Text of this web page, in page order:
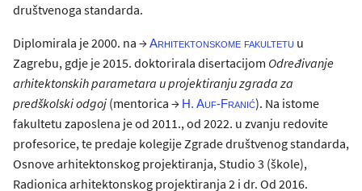
društvenoga standarda.
Diplomirala je 2000. na →Arhitektonskome fakultetu u
Zagrebu, gdje je 2015. doktorirala disertacijom Određivanje
arhitektonskih parametara u projektiranju zgrada za
predškolski odgoj (mentorica → H. Auf-Franić). Na istome
fakultetu zaposlena je od 2011., od 2022. u zvanju redovite
profesorice, te predaje kolegije Zgrade društvenog standarda,
Osnove arhitektonskog projektiranja, Studio 3 (škole),
Radionica arhitektonskog projektiranja 2 i dr. Od 2016.